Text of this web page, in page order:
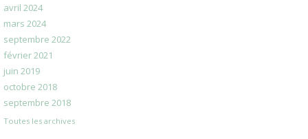
avril 2024
mars 2024
septembre 2022
février 2021
juin 2019
octobre 2018
septembre 2018
Toutes les archives